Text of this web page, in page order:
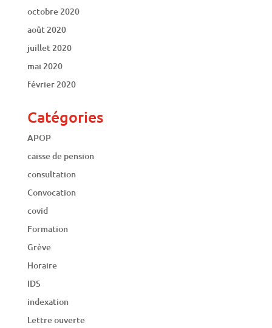
octobre 2020
août 2020
juillet 2020
mai 2020
février 2020
Catégories
APOP
caisse de pension
consultation
Convocation
covid
Formation
Grève
Horaire
IDS
indexation
Lettre ouverte